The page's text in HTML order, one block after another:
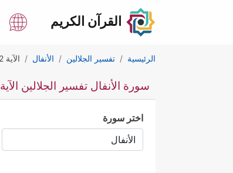
القرآن الكريم
الرئيسية تفسير الجلالين الأنفال الآية 2
سورة الأنفال تفسير الجلالين الآية 2
اختر سورة